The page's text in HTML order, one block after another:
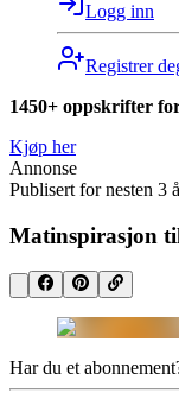
Logg inn
Registrer
1450+ oppskrifter
Kjøp her
Annonse
Publisert for nesten 3
Matinspirasjon
Har du et